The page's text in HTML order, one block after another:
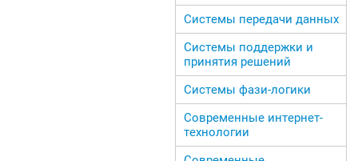
Системы передачи данных
Системы поддержки и
принятия решений
Системы фази-логики
Современные интернет-
технологии